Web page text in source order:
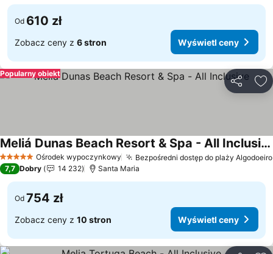
Od 610 zł
Zobacz ceny z 6 stron Wyświetl ceny
Popularny obiekt
5 KategoriaOśrodek wypoczynkowy Bezpośredni dostęp do plaży Algodoeiro
Meliá Dunas Beach Resort & Spa - All Inclusive
Wyświetl ceny
7,7 Dobry 14 232 Santa Maria
Od 754 zł
Zobacz ceny z 10 stron Wyświetl ceny